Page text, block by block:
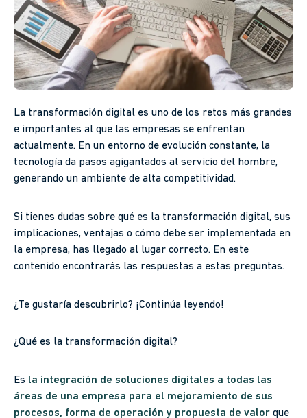
La transformación digital es uno de los retos más grandes
e importantes al que las empresas se enfrentan
actualmente. En un entorno de evolución constante, la
tecnología da pasos agigantados al servicio del hombre,
generando un ambiente de alta competitividad.
Si tienes dudas sobre qué es la transformación digital, sus
implicaciones, ventajas o cómo debe ser implementada en
la empresa, has llegado al lugar correcto. En este
contenido encontrarás las respuestas a estas preguntas.
¿Te gustaría descubrirlo? ¡Continúa leyendo!
¿Qué es la transformación digital?
Es la integración de soluciones digitales a todas las
áreas de una empresa para el mejoramiento de sus
procesos, forma de operación y propuesta de valor que